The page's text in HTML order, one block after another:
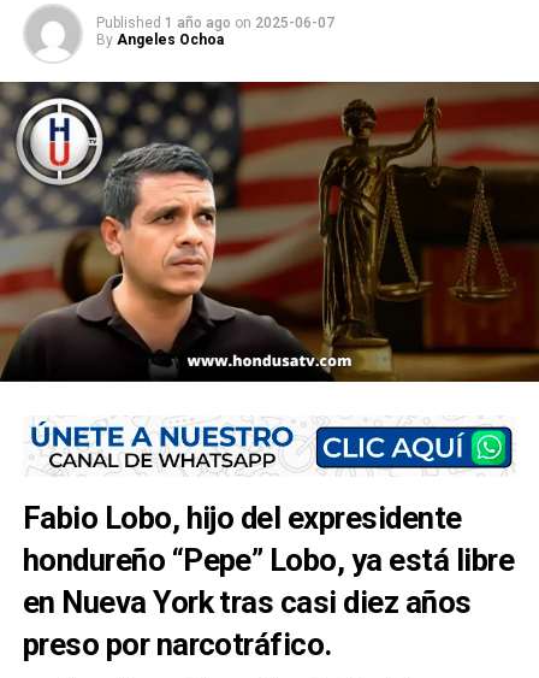
Published 1 año ago on 2025-06-07
By Angeles Ochoa
Fabio Lobo, hijo del expresidente
hondureño “Pepe” Lobo, ya está libre
en Nueva York tras casi diez años
preso por narcotráfico.